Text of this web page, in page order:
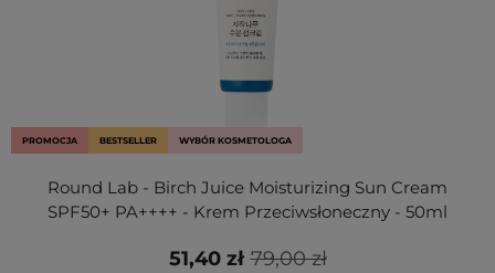
PROMOCJA BESTSELLER WYBÓR KOSMETOLOGA
Round Lab - Birch Juice Moisturizing Sun Cream
SPF50+ PA++++ - Krem Przeciwsłoneczny - 50ml
79,00 zł
51,40 zł